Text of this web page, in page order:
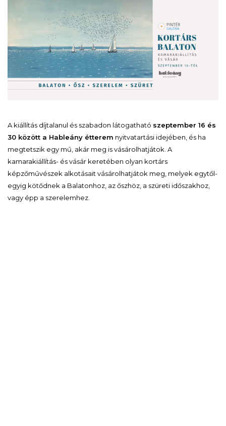
A kiállítás díjtalanul és szabadon látogatható szeptember 16 és
30 között a Hableány étterem nyitvatartási idejében, és ha
megtetszik egy mű, akár meg is vásárolhatjátok. A
kamarakiállítás- és vásár keretében olyan kortárs
képzőművészek alkotásait vásárolhatjátok meg, melyek egytől-
egyig kötődnek a Balatonhoz, az őszhöz, a szüreti időszakhoz,
vagy épp a szerelemhez.